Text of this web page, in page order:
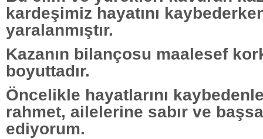
kardeşimiz hayatını
yaralanmıştır.
Kazanın bilançosu maalesef
boyuttadır.
Öncelikle hayatlarını
rahmet, ailelerine sabır ve
ediyorum.